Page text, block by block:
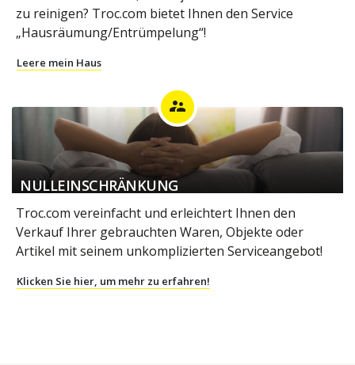
zu reinigen? Troc.com bietet Ihnen den Service
„Hausräumung/Entrümpelung“!
Leere mein Haus
supervisor_account
NULLEINSCHRÄNKUNG
Troc.com vereinfacht und erleichtert Ihnen den
Verkauf Ihrer gebrauchten Waren, Objekte oder
Artikel mit seinem unkomplizierten Serviceangebot!
Klicken Sie hier, um mehr zu erfahren!